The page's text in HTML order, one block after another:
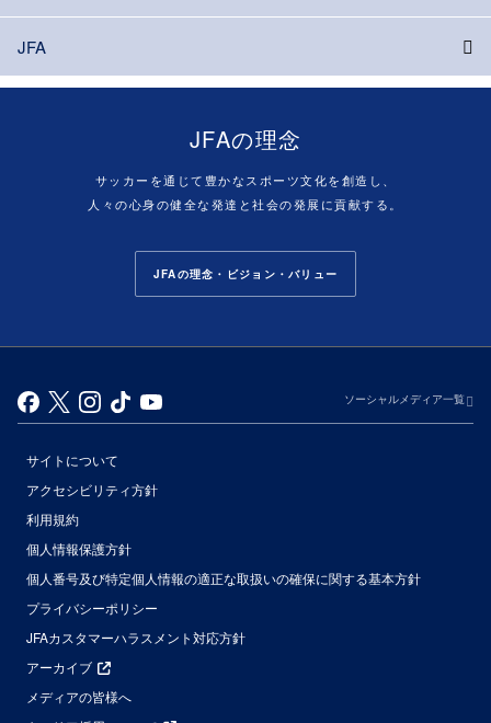
JFA
JFAの理念
サッカーを通じて豊かなスポーツ文化を創造し、
人々の心身の健全な発達と社会の発展に貢献する。
JFAの理念・ビジョン・バリュー
ソーシャルメディア一覧
サイトについて
アクセシビリティ方針
利用規約
個人情報保護方針
個人番号及び特定個人情報の適正な取扱いの確保に関する基本方針
プライバシーポリシー
JFAカスタマーハラスメント対応方針
アーカイブ
メディアの皆様へ